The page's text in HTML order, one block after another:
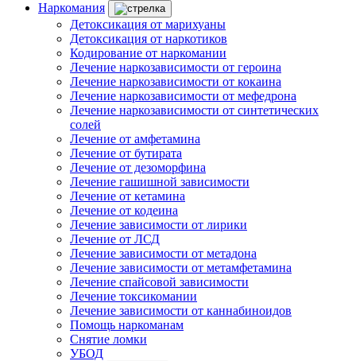
Наркомания
Детоксикация от марихуаны
Детоксикация от наркотиков
Кодирование от наркомании
Лечение наркозависимости от героина
Лечение наркозависимости от кокаина
Лечение наркозависимости от мефедрона
Лечение наркозависимости от синтетических
солей
Лечение от амфетамина
Лечение от бутирата
Лечение от дезоморфина
Лечение гашишной зависимости
Лечение от кетамина
Лечение от кодеина
Лечение зависимости от лирики
Лечение от ЛСД
Лечение зависимости от метадона
Лечение зависимости от метамфетамина
Лечение спайсовой зависимости
Лечение токсикомании
Лечение зависимости от каннабиноидов
Помощь наркоманам
Снятие ломки
УБОД